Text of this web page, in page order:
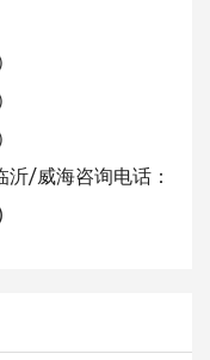
/威海咨询电话：